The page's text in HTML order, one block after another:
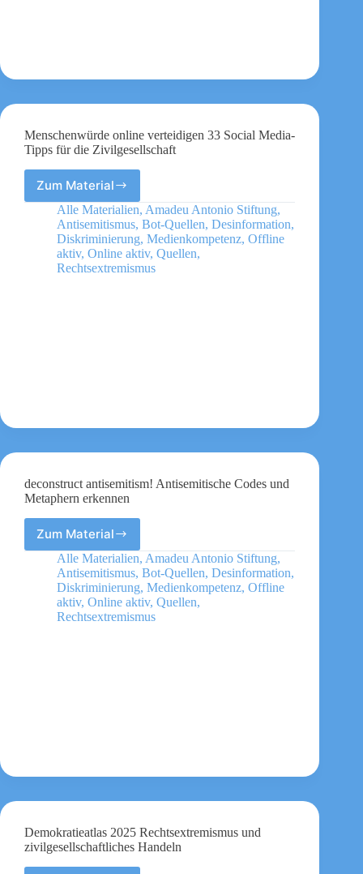
Menschenwürde online verteidigen 33 Social Media-
Tipps für die Zivilgesellschaft
Zum MaterialMenschenwürde
online
verteidigen
33
Social
Media-
Alle Materialien, Amadeu Antonio Stiftung,
Antisemitismus, Bot-Quellen, Desinformation,
Diskriminierung, Medienkompetenz, Offline
aktiv, Online aktiv, Quellen,
Rechtsextremismus
deconstruct antisemitism! Antisemitische Codes und
Metaphern erkennen
Zum Materialdeconstruct
antisemitism!
Antisemitische
Codes
und
Metaphern
Alle Materialien, Amadeu Antonio Stiftung,
Antisemitismus, Bot-Quellen, Desinformation,
Diskriminierung, Medienkompetenz, Offline
aktiv, Online aktiv, Quellen,
Rechtsextremismus
Demokratieatlas 2025 Rechtsextremismus und
zivilgesellschaftliches Handeln